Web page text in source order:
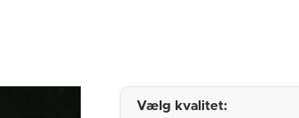
Vælg kvalitet: